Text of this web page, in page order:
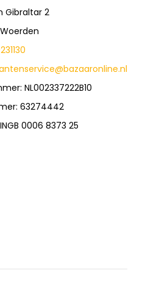
Gibraltar 2
NL002337222B10
63274442
INGB 0006 8373 25